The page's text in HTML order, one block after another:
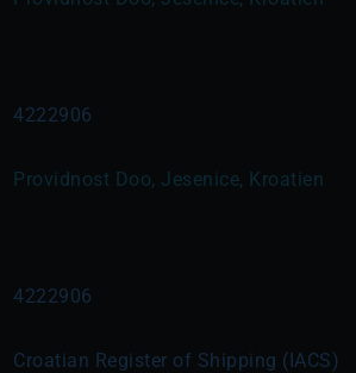
4222906
Providnost Doo, Jesenice, Kroatien
4222906
Croatian Register of Shipping (IACS)